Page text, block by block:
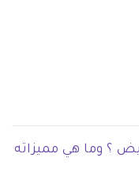
؟ وما هي مميزاته